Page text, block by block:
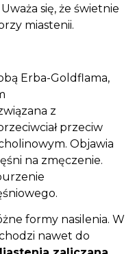
się, że świetnie
miastenii.
Erba-Goldflama,
z
przeciw
Objawia
na zmęczenie.
formy nasilenia. W
nawet do